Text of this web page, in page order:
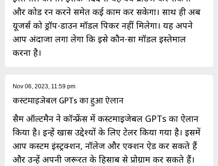
और कोड रन करने समेत कई काम कर सकेगा। साथ ही अब
यूजर्स को ड्रॉप-डाउन मॉडल पिकर नहीं मिलेगा। यह अपने
आप अंदाजा लगा लेगा कि इसे कौन-सा मॉडल इस्तेमाल
करना है।
Nov 06, 2023, 11:59 pm
कस्टमाइजेबल GPTs का हुआ ऐलान
सैम ऑल्टमैन ने कॉन्फ्रेंस में कस्टमाइजेबल GPTs का ऐलान
किया है। इन्हें खास उद्देश्यों के लिए टेलर किया गया है। इसमें
आप कस्टम इंस्ट्रक्शन, नॉलेज और एक्शन ऐड कर सकते हैं
और उन्हें अपनी जरूरत के हिसाब से प्रोग्राम कर सकते हैं।